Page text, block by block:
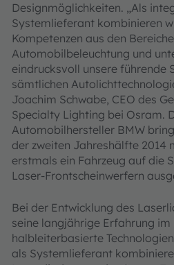
Designmöglichkeiten. „Als
Systemlieferant kombinieren
Kompetenzen aus den
Automobilbeleuchtung und
eindrucksvoll unsere führende
sämtlichen
Joachim Schwabe, CEO des
Specialty Lighting bei Osram.
Automobilhersteller BMW
der zweiten Jahreshälfte 2014
erstmals ein Fahrzeug auf die
Laser-Frontscheinwerfern
Bei der Entwicklung des
seine langjährige Erfahrung im
halbleiterbasierte
als Systemlieferant